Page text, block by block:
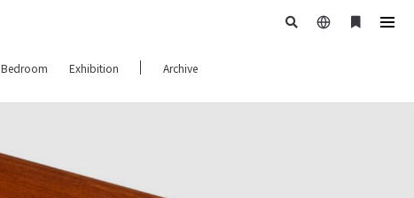
日
ブ
Bedroom Exhibition Archive